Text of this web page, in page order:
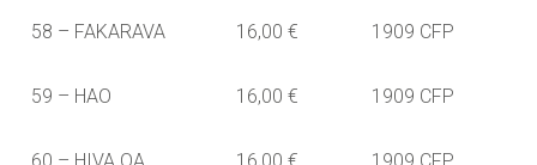
58 – FAKARAVA 16,00 € 1909 CFP
59 – HAO 16,00 € 1909 CFP